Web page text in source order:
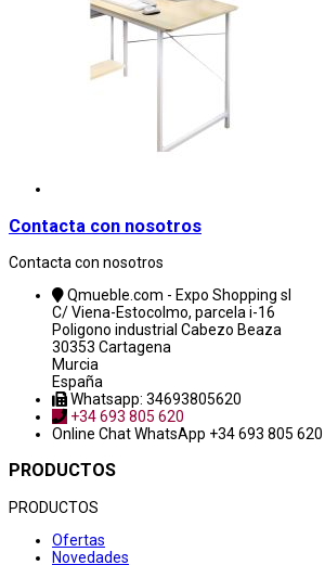
Contacta con nosotros
Contacta con nosotros
Qmueble.com - Expo Shopping sl
C/ Viena-Estocolmo, parcela i-16
Poligono industrial Cabezo Beaza
30353 Cartagena
Murcia
España
Whatsapp: 34693805620
+34 693 805 620
Online ChatWhatsApp +34 693 805 620
PRODUCTOS
PRODUCTOS
Ofertas
Novedades